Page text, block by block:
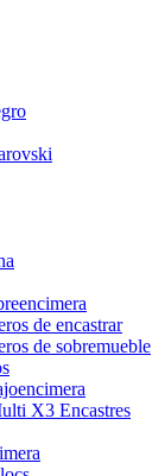
de encastrar
de sobremueble
X3 Encastres